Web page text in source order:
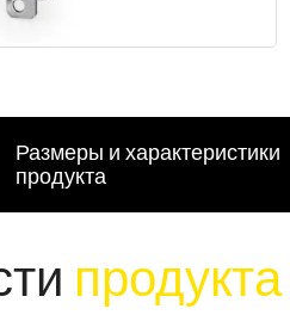
Размеры и характеристики
продукта
продукта